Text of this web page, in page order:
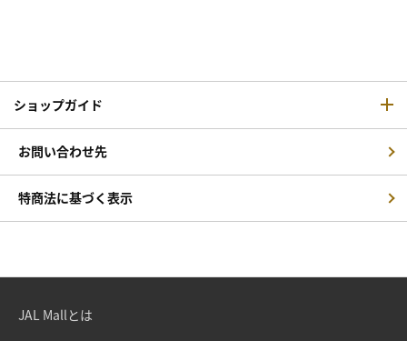
ショップガイド
お問い合わせ先
特商法に基づく表示
JAL Mallとは